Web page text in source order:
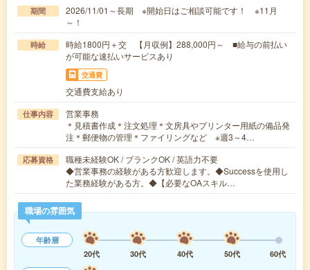
期間
2026/11/01～長期 ※開始日はご相談可能です！ ※11月
～！
時給
時給1800円＋交 【月収例】288,000円～ ■給与の前払い
が可能な速払いサービスあり
交通費
交通費支給あり
仕事内容
営業事務
＊見積書作成＊注文処理＊文房具やプリンター用紙の備品発
注＊郵便物の管理＊ファイリングなど ※週3～4…
応募資格
職種未経験OK / ブランクOK / 英語力不要
◆営業事務の経験がある方歓迎します。◆Successを使用し
た業務経験がある方。◆【必要なOAスキル…
職場の雰囲気
年齢層
20代
30代 40代 50代
60代